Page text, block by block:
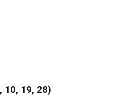
10, 19, 28)